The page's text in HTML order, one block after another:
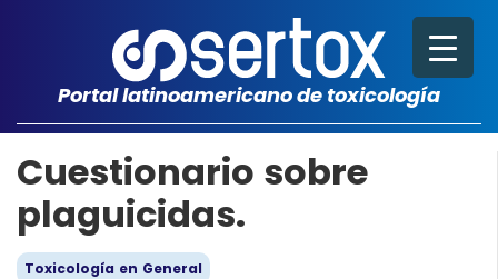
Portal latinoamericano de toxicología
Cuestionario sobre
plaguicidas.
Toxicología en General